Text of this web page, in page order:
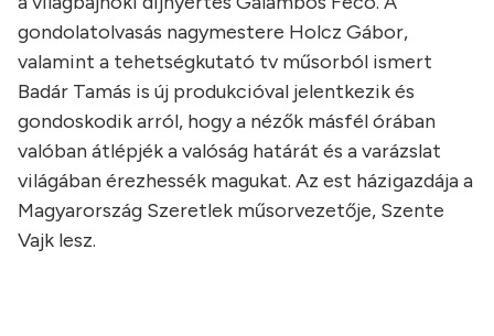
gondolatolvasás nagymestere Holcz Gábor,
valamint a tehetségkutató tv műsorból ismert
Badár Tamás is új produkcióval jelentkezik és
gondoskodik arról, hogy a nézők másfél órában
valóban átlépjék a valóság határát és a varázslat
világában érezhessék magukat. Az est házigazdája a
Magyarország Szeretlek műsorvezetője, Szente
Vajk lesz.